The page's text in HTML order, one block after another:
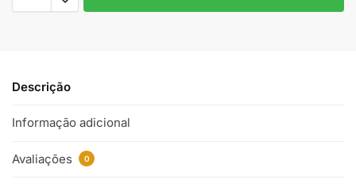
Descrição
Informação adicional
Avaliações 0